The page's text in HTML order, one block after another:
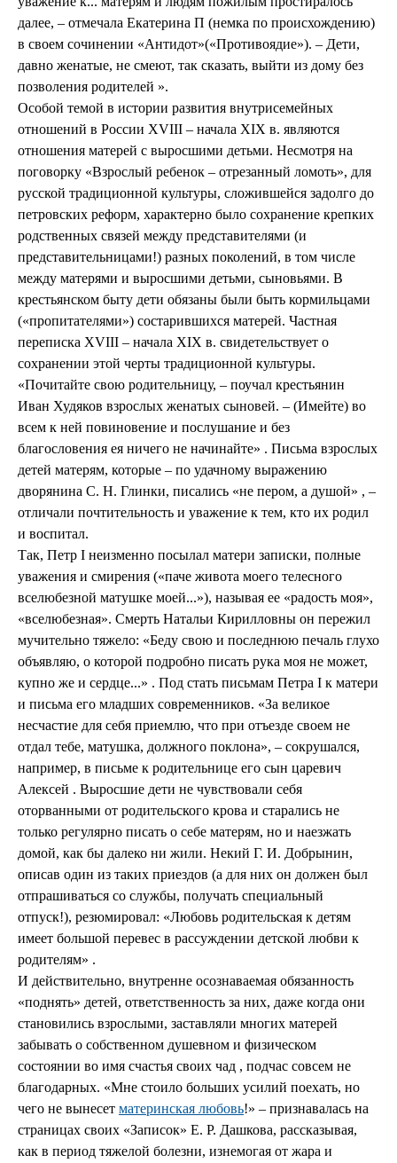
далее, – отмечала Екатерина П (немка по происхождению)
в своем сочинении «Антидот»(«Противоядие»). – Дети,
давно женатые, не смеют, так сказать, выйти из дому без
позволения родителей ».
Особой темой в истории развития внутрисемейных
отношений в России ХVIII – начала XIX в. являются
отношения матерей с выросшими детьми. Несмотря на
поговорку «Взрослый ребенок – отрезанный ломоть», для
русской традиционной культуры, сложившейся задолго до
петровских реформ, характерно было сохранение крепких
родственных связей между представителями (и
представительницами!) разных поколений, в том числе
между матерями и выросшими детьми, сыновьями. В
крестьянском быту дети обязаны были быть кормильцами
(«пропитателями») состарившихся матерей. Частная
переписка ХVIII – начала XIX в. свидетельствует о
сохранении этой черты традиционной культуры.
«Почитайте свою родительницу, – поучал крестьянин
Иван Худяков взрослых женатых сыновей. – (Имейте) во
всем к ней повиновение и послушание и без
благословения ея ничего не начинайте» . Письма взрослых
детей матерям, которые – по удачному выражению
дворянина С. Н. Глинки, писались «не пером, а душой» , –
отличали почтительность и уважение к тем, кто их родил
и воспитал.
Так, Петр I неизменно посылал матери записки, полные
уважения и смирения («паче живота моего телесного
вселюбезной матушке моей...»), называя ее «радость моя»,
«вселюбезная». Смерть Натальи Кирилловны он пережил
мучительно тяжело: «Беду свою и последнюю печаль глухо
объявляю, о которой подробно писать рука моя не может,
купно же и сердце...» . Под стать письмам Петра I к матери
и письма его младших современников. «За великое
несчастие для себя приемлю, что при отъезде своем не
отдал тебе, матушка, должного поклона», – сокрушался,
например, в письме к родительнице его сын царевич
Алексей . Выросшие дети не чувствовали себя
оторванными от родительского крова и старались не
только регулярно писать о себе матерям, но и наезжать
домой, как бы далеко ни жили. Некий Г. И. Добрынин,
описав один из таких приездов (а для них он должен был
отпрашиваться со службы, получать специальный
отпуск!), резюмировал: «Любовь родительская к детям
имеет большой перевес в рассуждении детской любви к
родителям» .
И действительно, внутренне осознаваемая обязанность
«поднять» детей, ответственность за них, даже когда они
становились взрослыми, заставляли многих матерей
забывать о собственном душевном и физическом
состоянии во имя счастья своих чад , подчас совсем не
благодарных. «Мне стоило больших усилий поехать, но
чего не вынесет материнская любовь!» – признавалась на
страницах своих «Записок» Е. Р. Дашкова, рассказывая,
как в период тяжелой болезни, изнемогая от жара и